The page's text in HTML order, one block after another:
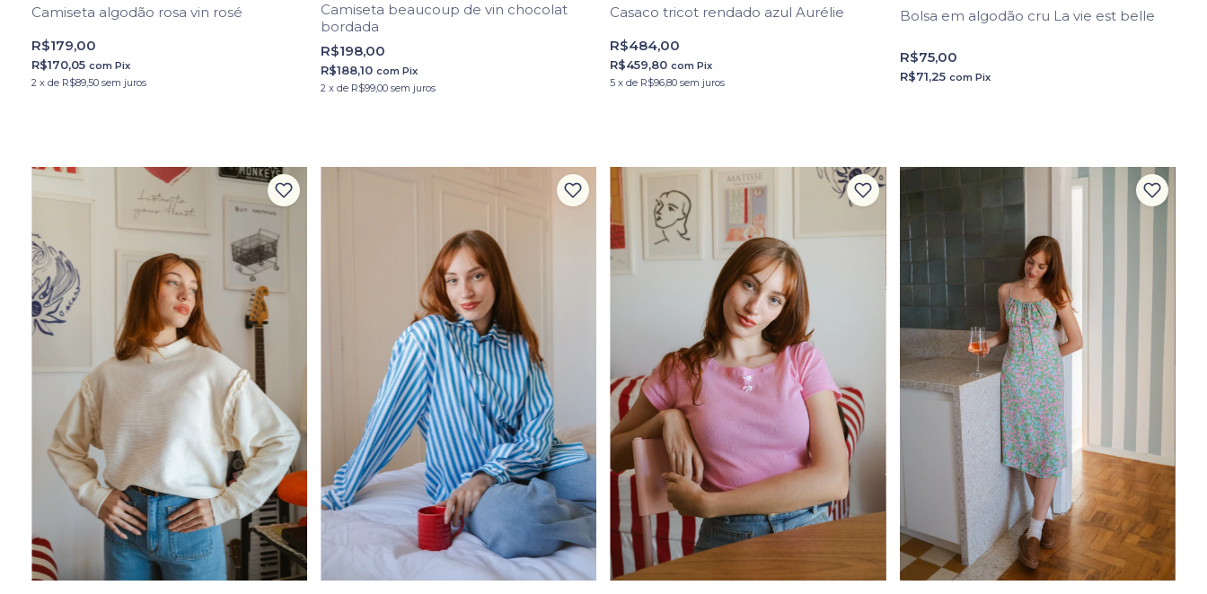
Camiseta algodão rosa vin rosé
R$179,00
R$170,05com Pix
2 xde R$89,50 sem juros
Camiseta beaucoup de vin chocolat
bordada
R$198,00
R$188,10com Pix
2 xde R$99,00 sem juros
Casaco tricot rendado azul Aurélie
R$484,00
R$459,80com Pix
5 xde R$96,80 sem juros
Bolsa em algodão cru La vie est belle
R$75,00
R$71,25 com Pix